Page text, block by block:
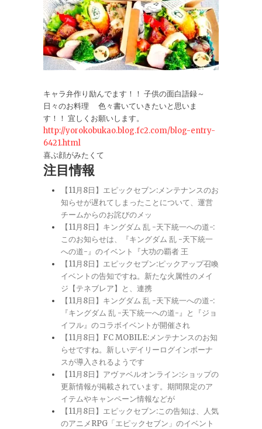
キャラ弁作り励んでます！！ 子供の面白語録～
日々のお料理 色々書いていきたいと思いま
す！！ 宜しくお願いします。
http://yorokobukao.blog.fc2.com/blog-entry-
6421.html
喜ぶ顔がみたくて
注目情報
【11月8日】エピックセブン:メンテナンスのお
知らせが遅れてしまったことについて、運営
チームからのお詫びのメッ
【11月8日】キングダム 乱 -天下統一への道-:
このお知らせは、『キングダム 乱 -天下統一
への道-』のイベント『大功の覇者 王
【11月8日】エピックセブン:ピックアップ召喚
イベントの告知ですね。新たな火属性のメイ
ジ【テネブレア】と、連携
【11月8日】キングダム 乱 -天下統一への道-:
『キングダム 乱 -天下統一への道-』と『ジョ
イフル』のコラボイベントが開催され
【11月8日】FC MOBILE:メンテナンスのお知
らせですね。新しいデイリーログインボーナ
スが導入されるようです
【11月8日】アヴァベルオンライン:ショップの
更新情報が掲載されています。期間限定のア
イテムやキャンペーン情報などが
【11月8日】エピックセブン:この告知は、人気
のアニメRPG「エピックセブン」のイベント